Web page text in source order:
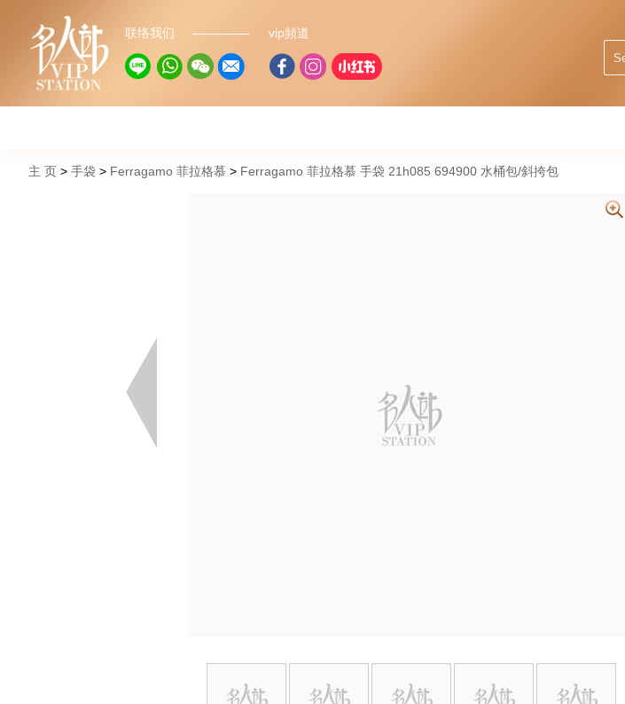
联络我们 vip頻道
主 页 手袋 Ferragamo 菲拉格慕 Ferragamo 菲拉格慕 手袋 21h085 694900 水桶包/斜挎包